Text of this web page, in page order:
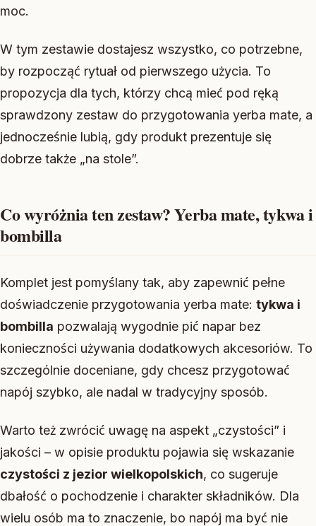
moc.
W tym zestawie dostajesz wszystko, co potrzebne,
by rozpocząć rytuał od pierwszego użycia. To
propozycja dla tych, którzy chcą mieć pod ręką
sprawdzony zestaw do przygotowania yerba mate, a
jednocześnie lubią, gdy produkt prezentuje się
dobrze także „na stole”.
Co wyróżnia ten zestaw? Yerba mate, tykwa i
bombilla
Komplet jest pomyślany tak, aby zapewnić pełne
doświadczenie przygotowania yerba mate: tykwa i
bombilla pozwalają wygodnie pić napar bez
konieczności używania dodatkowych akcesoriów. To
szczególnie doceniane, gdy chcesz przygotować
napój szybko, ale nadal w tradycyjny sposób.
Warto też zwrócić uwagę na aspekt „czystości” i
jakości – w opisie produktu pojawia się wskazanie
czystości z jezior wielkopolskich, co sugeruje
dbałość o pochodzenie i charakter składników. Dla
wielu osób ma to znaczenie, bo napój ma być nie